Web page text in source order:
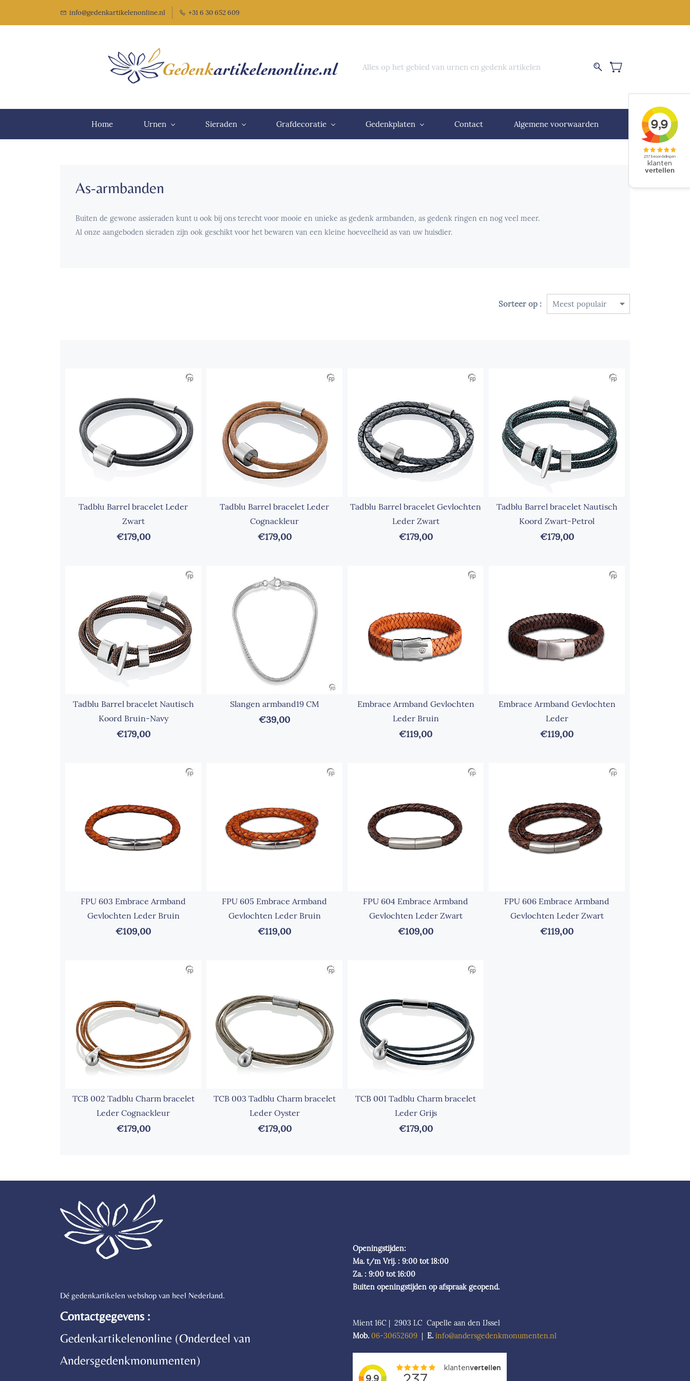
info@gedenkartikelenonline.nl +31 6 30 652 609
Alles op het gebied van urnen en gedenk artikelen
Home Urnen Sieraden Grafdecoratie Gedenkplaten Contact Algemene voorwaarden
As-armbanden
Buiten de gewone assieraden kunt u ook bij ons terecht voor mooie en unieke as gedenk armbanden, as gedenk ringen en nog veel meer.
Al onze aangeboden sieraden zijn ook geschikt voor het bewaren van een kleine hoeveelheid as van uw huisdier.
Sorteer op :
Tadblu Barrel bracelet Leder
Zwart
€179,00
Tadblu Barrel bracelet Leder
Cognackleur
€179,00
Tadblu Barrel bracelet Gevlochten
Leder Zwart
€179,00
Tadblu Barrel bracelet Nautisch
Koord Zwart-Petrol
€179,00
Tadblu Barrel bracelet Nautisch
Koord Bruin-Navy
€179,00
Slangen armband19 CM
€39,00
Embrace Armband Gevlochten
Leder Bruin
€119,00
Embrace Armband Gevlochten
Leder
€119,00
FPU 603 Embrace Armband
Gevlochten Leder Bruin
€109,00
FPU 605 Embrace Armband
Gevlochten Leder Bruin
€119,00
FPU 604 Embrace Armband
Gevlochten Leder Zwart
€109,00
FPU 606 Embrace Armband
Gevlochten Leder Zwart
€119,00
TCB 002 Tadblu Charm bracelet
Leder Cognackleur
€179,00
TCB 003 Tadblu Charm bracelet
Leder Oyster
€179,00
TCB 001 Tadblu Charm bracelet
Leder Grijs
€179,00
Dé gedenkartikelen webshop van heel Nederland.
Contactgegevens :
Gedenkartikelenonline (Onderdeel van
Andersgedenkmonumenten)
Openingstijden:
Ma. t/m Vrij. : 9:00 tot 18:00
Za. : 9:00 tot 16:00
Buiten openingstijden op afspraak geopend.
Mient 16C | 2903 LC Capelle aan den IJssel
Mob. 06-30652609 | E. info@andersgedenkmonumenten.nl